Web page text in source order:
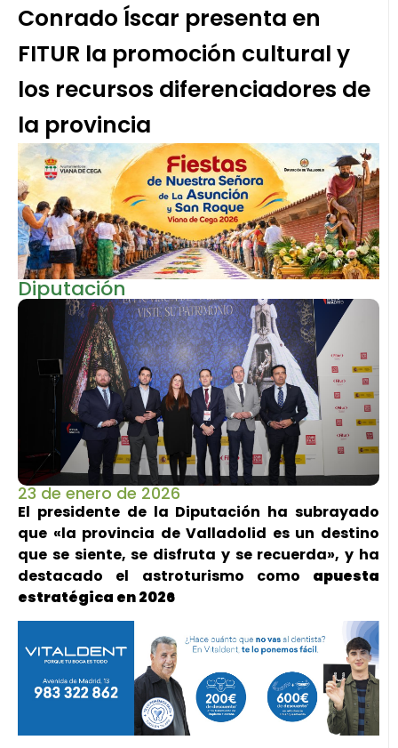
Conrado Íscar presenta en
FITUR la promoción cultural y
los recursos diferenciadores de
la provincia
Diputación
23 de enero de 2026
El presidente de la Diputación ha subrayado
que «la provincia de Valladolid es un destino
que se siente, se disfruta y se recuerda», y ha
destacado el astroturismo como apuesta
estratégica en 2026